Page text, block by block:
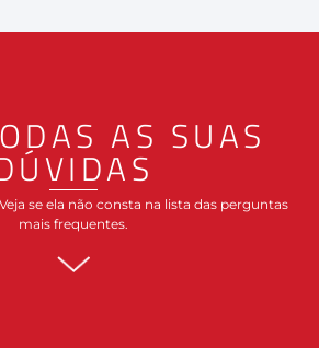
AS SUAS
se ela não consta na lista das perguntas
mais frequentes.